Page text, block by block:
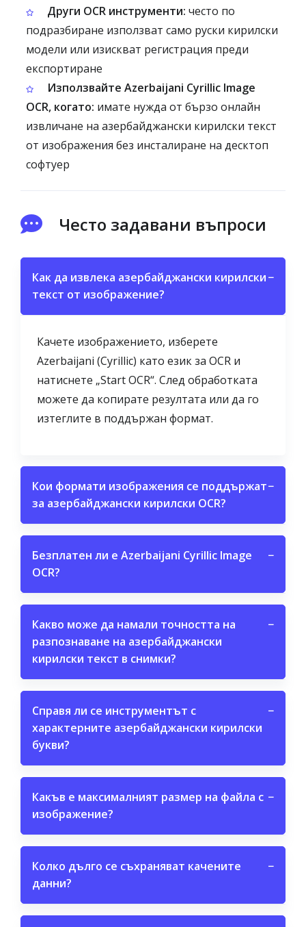
Други OCR инструменти: често по
подразбиране използват само руски кирилски
модели или изискват регистрация преди
експортиране
Използвайте Azerbaijani Cyrillic Image
OCR, когато: имате нужда от бързо онлайн
извличане на азербайджански кирилски текст
от изображения без инсталиране на десктоп
софтуер
Често задавани въпроси
Как да извлека азербайджански кирилски
текст от изображение?
−
Качете изображението, изберете
Azerbaijani (Cyrillic) като език за OCR и
натиснете „Start OCR“. След обработката
можете да копирате резултата или да го
изтеглите в поддържан формат.
Кои формати изображения се поддържат
за азербайджански кирилски OCR?
−
Безплатен ли е Azerbaijani Cyrillic Image
OCR?
−
Какво може да намали точността на
разпознаване на азербайджански
кирилски текст в снимки?
−
Справя ли се инструментът с
характерните азербайджански кирилски
букви?
−
Какъв е максималният размер на файла с
изображение?
−
Колко дълго се съхраняват качените
данни?
−